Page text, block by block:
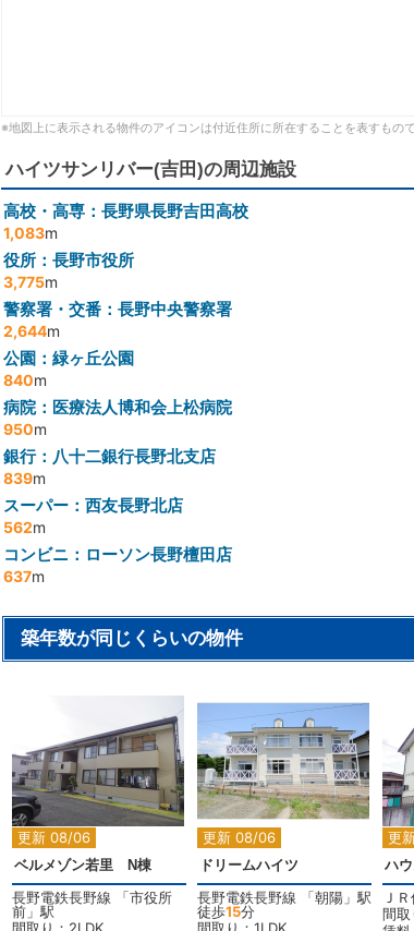
※地図上に表示される物件のアイコンは付近住所に所在することを表すもの
ハイツサンリバー(吉田)の周辺施設
高校・高専：長野県長野吉田高校
1,083m
役所：長野市役所
3,775m
警察署・交番：長野中央警察署
2,644m
公園：緑ヶ丘公園
840m
病院：医療法人博和会上松病院
950m
銀行：八十二銀行長野北支店
839m
スーパー：西友長野北店
562m
コンビニ：ローソン長野檀田店
637m
築年数が同じくらいの物件
更新 08/06
2
ベルメゾン若里 N棟
長野電鉄長野線 「市役所
前 」駅
更新 08/06
2
ドリームハイツ
長野電鉄長野線 「朝陽 」駅
徒歩15分
更
ハ
Ｊ
間取